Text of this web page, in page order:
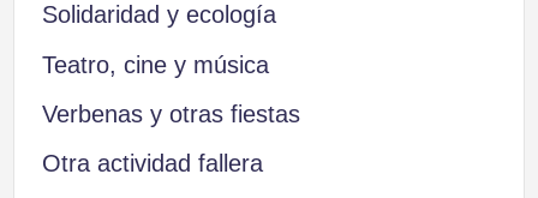
Solidaridad y ecología
Teatro, cine y música
Verbenas y otras fiestas
Otra actividad fallera